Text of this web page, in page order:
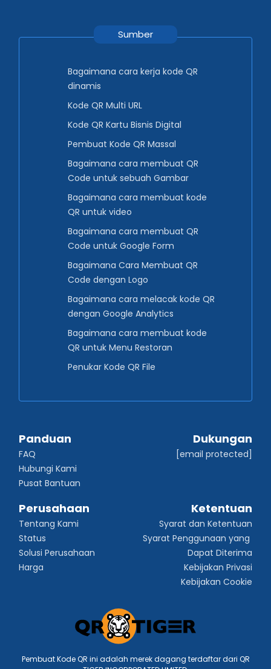
Sumber
Bagaimana cara kerja kode QR
dinamis
Kode QR Multi URL
Kode QR Kartu Bisnis Digital
Pembuat Kode QR Massal
Bagaimana cara membuat QR
Code untuk sebuah Gambar
Bagaimana cara membuat kode
QR untuk video
Bagaimana cara membuat QR
Code untuk Google Form
Bagaimana Cara Membuat QR
Code dengan Logo
Bagaimana cara melacak kode QR
dengan Google Analytics
Bagaimana cara membuat kode
QR untuk Menu Restoran
Penukar Kode QR File
Panduan
FAQ
Hubungi Kami
Pusat Bantuan
Dukungan
[email protected]
Perusahaan
Tentang Kami
Status
Solusi Perusahaan
Harga
Ketentuan
Syarat dan Ketentuan
Syarat Penggunaan yang
Dapat Diterima
Kebijakan Privasi
Kebijakan Cookie
Pembuat Kode QR ini adalah merek dagang terdaftar dari QR